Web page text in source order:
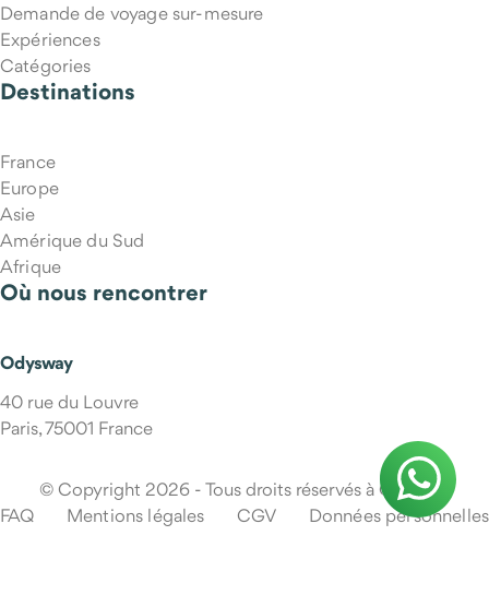
Demande de voyage sur-mesure
Expériences
Catégories
Destinations
France
Europe
Asie
Amérique du Sud
Afrique
Où nous rencontrer
Odysway
40 rue du Louvre
Paris, 75001 France
© Copyright 2026 - Tous droits réservés à Odysway
FAQ
Mentions légales CGV Données personnelles